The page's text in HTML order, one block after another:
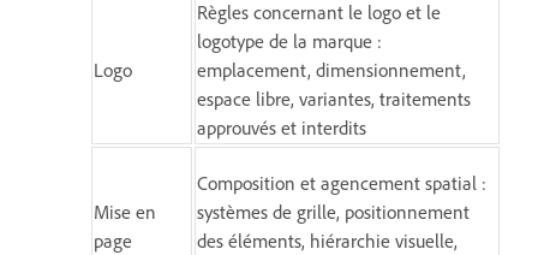
Logo
Règles concernant le logo et le
logotype de la marque :
emplacement, dimensionnement,
espace libre, variantes, traitements
approuvés et interdits
Mise en
page
Composition et agencement spatial :
systèmes de grille, positionnement
des éléments, hiérarchie visuelle,